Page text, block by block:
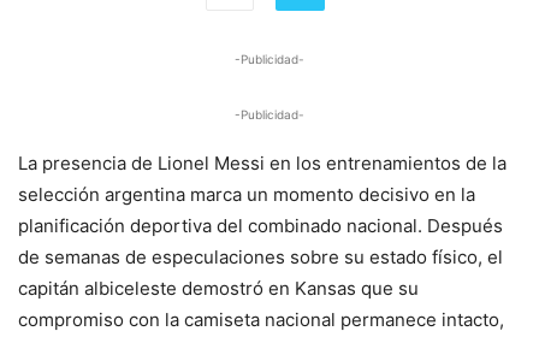
-Publicidad-
-Publicidad-
La presencia de Lionel Messi en los entrenamientos de la
selección argentina marca un momento decisivo en la
planificación deportiva del combinado nacional. Después
de semanas de especulaciones sobre su estado físico, el
capitán albiceleste demostró en Kansas que su
compromiso con la camiseta nacional permanece intacto,